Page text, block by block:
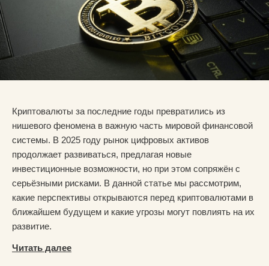
Криптовалюты за последние годы превратились из
нишевого феномена в важную часть мировой финансовой
системы. В 2025 году рынок цифровых активов
продолжает развиваться, предлагая новые
инвестиционные возможности, но при этом сопряжён с
серьёзными рисками. В данной статье мы рассмотрим,
какие перспективы открываются перед криптовалютами в
ближайшем будущем и какие угрозы могут повлиять на их
развитие.
Читать далее